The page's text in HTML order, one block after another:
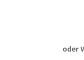
oder